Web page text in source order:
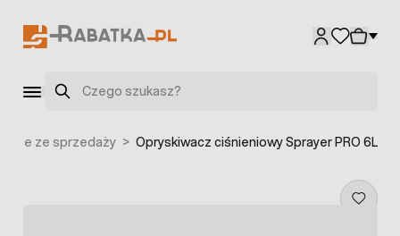
Szukaj
ze sprzedaży > Opryskiwacz ciśnieniowy Sprayer PRO 6L